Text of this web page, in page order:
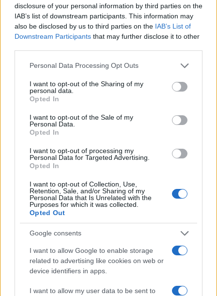
disclosure of your personal information by third parties on the
IAB’s list of downstream participants. This information may
also be disclosed by us to third parties on the IAB’s List of
Downstream Participants that may further disclose it to other
Please note that this website/app uses one or more Google
not limited to your visit or usage behaviour. You may click to
grant or deny consent to Google and its third-party tags to
use your data for below specified purposes in below Google
consent section.
Personal Data Processing Opt Outs
I want to opt-out of the Sharing of my
personal data.
Opted In
I want to opt-out of the Sale of my
Personal Data.
Opted In
I want to opt-out of processing my
Personal Data for Targeted Advertising.
Opted In
I want to opt-out of Collection, Use,
Retention, Sale, and/or Sharing of my
Personal Data that Is Unrelated with the
Purposes for which it was collected.
Opted Out
Google consents
I want to allow Google to enable storage
related to advertising like cookies on web or
device identifiers in apps.
I want to allow my user data to be sent to
Continua a leggere